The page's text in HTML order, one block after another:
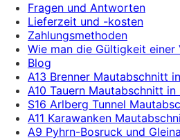
Fragen und Antworten
Lieferzeit und -kosten
Zahlungsmethoden
Wie man die Gültigkeit
Blog
A13 Brenner Mautabschnitt
A10 Tauern Mautabschnitt in
S16 Arlberg Tunnel
A11 Karawanken
A9 Pyhrn-Bosruck und